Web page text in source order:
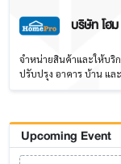
บริษัท โฮ
จำหน่ายสินค้าและให้บริ
ปรับปรุง อาคาร บ้าน แ
Upcoming Event